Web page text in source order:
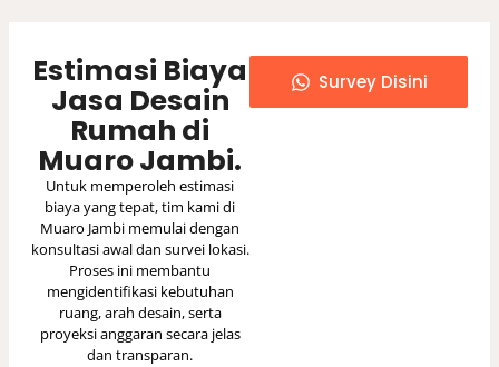
Estimasi Biaya
Jasa Desain
Rumah di
Muaro Jambi.
Untuk memperoleh estimasi
biaya yang tepat, tim kami di
Muaro Jambi memulai dengan
konsultasi awal dan survei lokasi.
Proses ini membantu
mengidentifikasi kebutuhan
ruang, arah desain, serta
proyeksi anggaran secara jelas
dan transparan.
Survey Disini